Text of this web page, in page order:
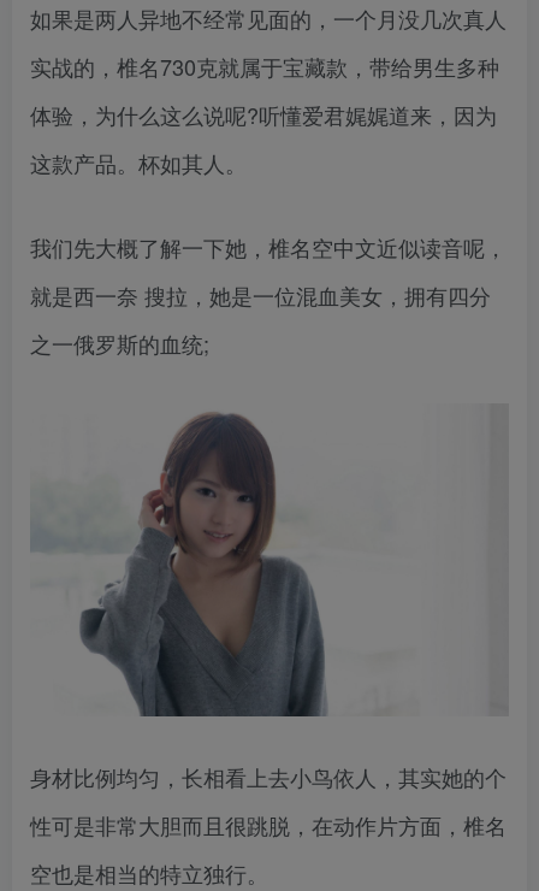
如果是两人异地不经常见面的，一个月没几次真人
实战的，椎名730克就属于宝藏款，带给男生多种
体验，为什么这么说呢?听懂爱君娓娓道来，因为
这款产品。杯如其人。
我们先大概了解一下她，椎名空中文近似读音呢，
就是西一奈 搜拉，她是一位混血美女，拥有四分
之一俄罗斯的血统;
身材比例均匀，长相看上去小鸟依人，其实她的个
性可是非常大胆而且很跳脱，在动作片方面，椎名
空也是相当的特立独行。